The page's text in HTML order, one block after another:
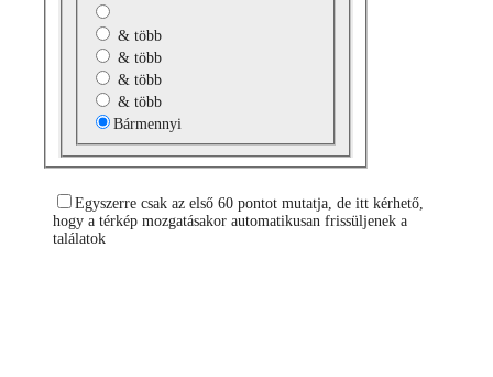
& több
& több
& több
& több
Bármennyi
Egyszerre csak az első 60 pontot mutatja, de itt kérhető,
hogy a térkép mozgatásakor automatikusan frissüljenek a
találatok